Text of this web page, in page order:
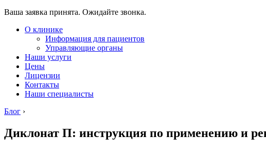
Ваша заявка принята. Ожидайте звонка.
О клинике
Информация для пациентов
Управляющие органы
Наши услуги
Цены
Лицензии
Контакты
Наши специалисты
Блог ›
Диклонат П: инструкция по применению и